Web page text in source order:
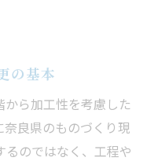
の基本
ら加工性を考慮した
良県のものづくり現
のではなく、工程や